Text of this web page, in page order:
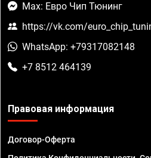
Max: Евро Чип Тюнинг
https://vk.com/
WhatsApp: +79317082148
+7 8512 464139
Правовая информация
Договор-Оферта